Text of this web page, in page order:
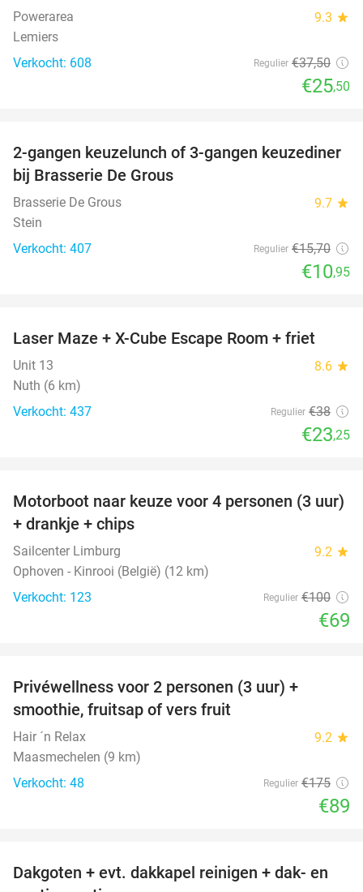
Powerarea 9.3 star
Lemiers
Verkocht: 608
Regulier €37,50
€25,50
30%
2-gangen keuzelunch of 3-gangen keuzediner
bij Brasserie De Grous
Brasserie De Grous 9.7 star
Stein
Verkocht: 407
Regulier €15,70
€10,95
39%
Laser Maze + X-Cube Escape Room + friet
Unit 13 8.6 star
Nuth (6 km)
Verkocht: 437
Regulier €38
€23,25
31%
Motorboot naar keuze voor 4 personen (3 uur)
+ drankje + chips
Sailcenter Limburg 9.2 star
Ophoven - Kinrooi (België) (12 km)
Verkocht: 123
Regulier €100
€69
Privéwellness voor 2 personen (3 uur) +
smoothie, fruitsap of vers fruit
Hair ´n Relax 9.2 star
Maasmechelen (9 km)
Verkocht: 48
Regulier €175
€89
41%
Dakgoten + evt. dakkapel reinigen + dak- en